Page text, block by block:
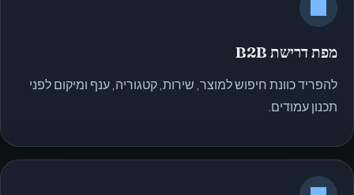
מפת דרישת B2B
להפריד כוונת חיפוש למוצר, שירות, קטגוריה, ענף ומיקום לפני
תכנון עמודים.